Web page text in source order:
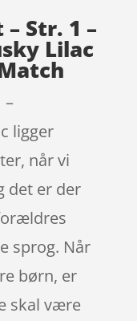
Str. 1 –
Lilac
–
ligger
når vi
det er der
sprog. Når
børn, er
skal være